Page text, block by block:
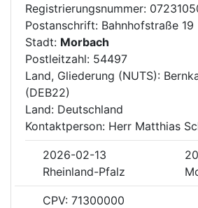
Registrierungsnummer:
Postanschrift: Bahnhofstraße 19
Stadt: Morbach
Postleitzahl: 54497
Land, Gliederung (NUTS):
(DEB22)
Land: Deutschland
Kontaktperson: Herr Matthias
2026-02-13
Rheinland-Pfalz
CPV: 71300000